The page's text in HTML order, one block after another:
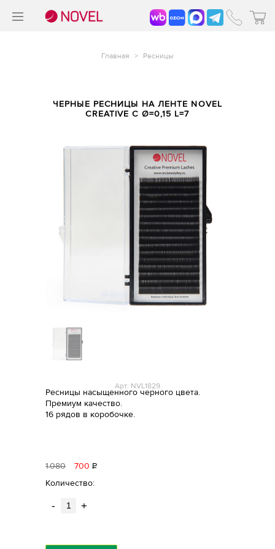
Главная > Ресницы
ЧЕРНЫЕ РЕСНИЦЫ НА ЛЕНТЕ NOVEL
CREATIVE C Ø=0,15 L=7
Арт: NVL1829
Ресницы насыщенного черного цвета.
Премиум качество.
16 рядов в коробочке.
1080 700 Р
Количество:
- +